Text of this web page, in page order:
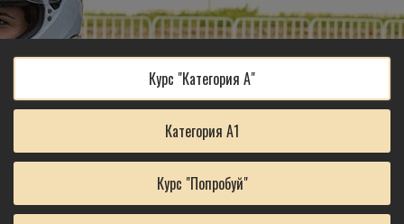
Курс "Категория А"
Категория А1
Курс "Попробуй"